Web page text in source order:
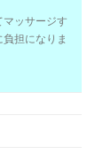
ッサージす
担になりま